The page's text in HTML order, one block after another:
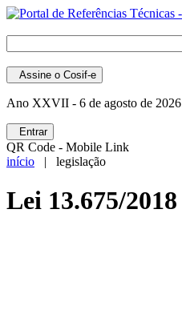
Assine o Cosif-e
Ano XXVII - 6 de agosto de 2026
Entrar
QR Code - Mobile Link
início | legislação
Lei 13.675/2018